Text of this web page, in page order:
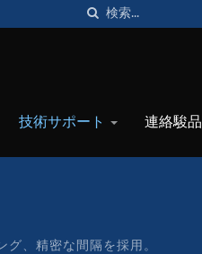
技術サポート 連絡駿品
、精密な間隔を採用。